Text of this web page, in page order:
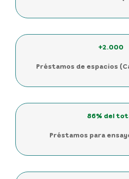
+2.000
Préstamos de espacios
86% del
Préstamos para